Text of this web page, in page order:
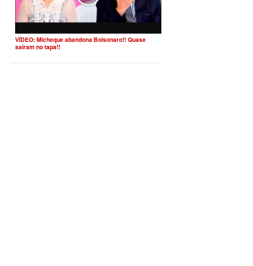
VÍDEO: Micheque abandona Bolsonaro!! Quase
saíram no tapa!!